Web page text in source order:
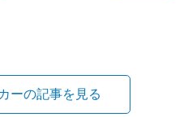
ーの記事を見る